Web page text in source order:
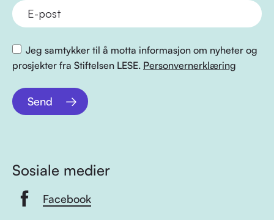
Jeg samtykker til å motta informasjon om nyheter og
prosjekter fra Stiftelsen LESE. Personvernerklæring
Send
Sosiale medier
Facebook